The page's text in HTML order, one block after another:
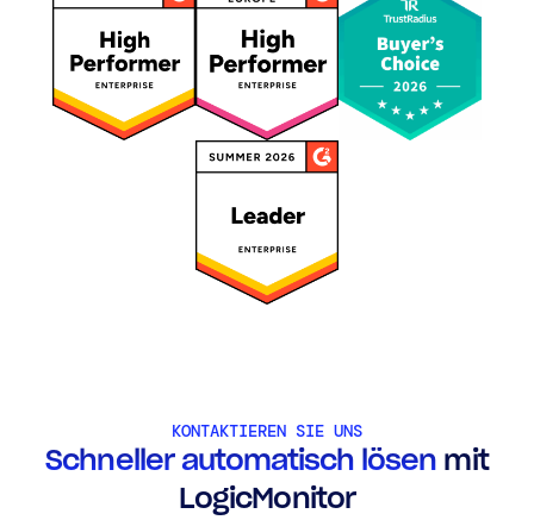
KONTAKTIEREN SIE UNS
Schneller automatisch lösen mit
LogicMonitor